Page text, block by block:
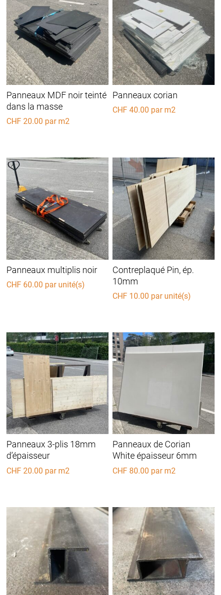
Panneaux MDF noir teinté
dans la masse
CHF 20.00 par m2
Panneaux corian
CHF 40.00 par m2
Panneaux multiplis noir
CHF 60.00 par unité(s)
Contreplaqué Pin, ép.
10mm
CHF 10.00 par unité(s)
Panneaux 3-plis 18mm
d’épaisseur
CHF 20.00 par m2
Panneaux de Corian
White épaisseur 6mm
CHF 80.00 par m2